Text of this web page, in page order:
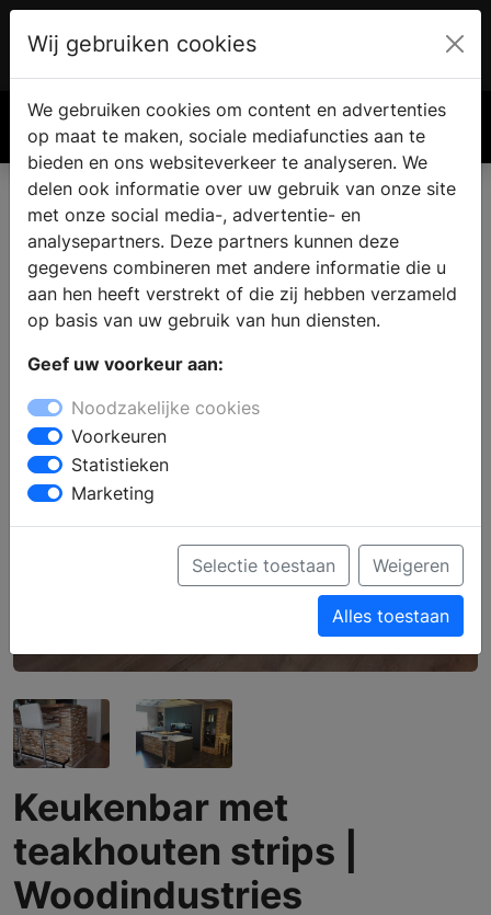
€ 0.00
Keukenbar met
teakhouten strips |
Woodindustries
Wij gebruiken cookies
We gebruiken cookies om content en advertenties
op maat te maken, sociale mediafuncties aan te
bieden en ons websiteverkeer te analyseren. We
delen ook informatie over uw gebruik van onze site
met onze social media-, advertentie- en
analysepartners. Deze partners kunnen deze
gegevens combineren met andere informatie die u
aan hen heeft verstrekt of die zij hebben verzameld
op basis van uw gebruik van hun diensten.
Geef uw voorkeur aan:
Noodzakelijke cookies
Voorkeuren
Statistieken
Marketing
Selectie toestaan Weigeren
Alles toestaan